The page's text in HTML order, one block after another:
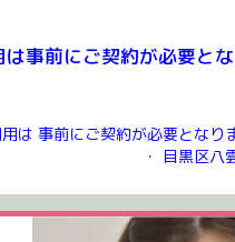
事前にご契約が必要と
は 事前にご契約が必要となり
区八雲の
ご利用が可能となります。 ご契
[…]